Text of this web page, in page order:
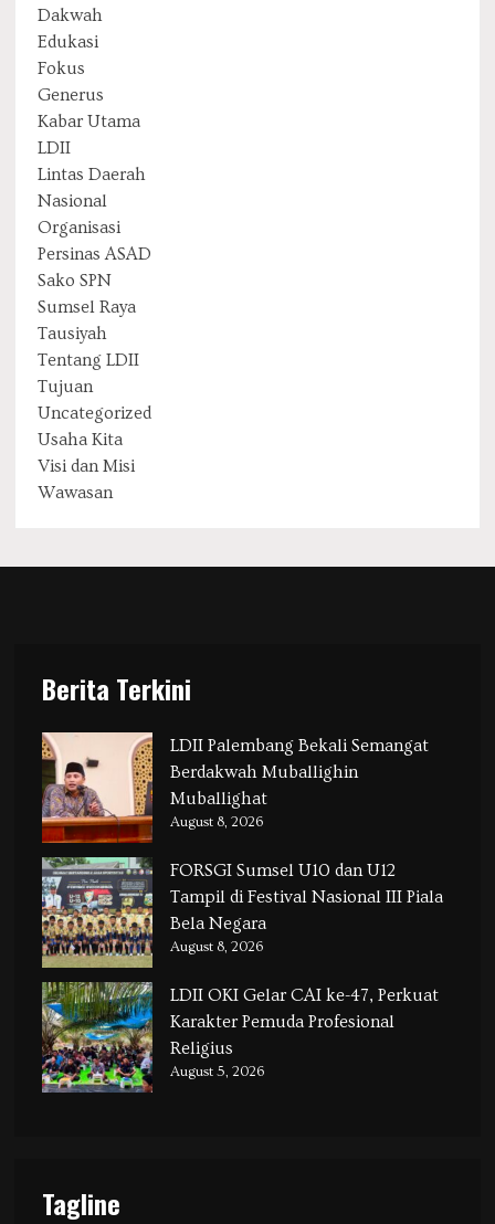
Dakwah
Edukasi
Fokus
Generus
Kabar Utama
LDII
Lintas Daerah
Nasional
Organisasi
Persinas ASAD
Sako SPN
Sumsel Raya
Tausiyah
Tentang LDII
Tujuan
Uncategorized
Usaha Kita
Visi dan Misi
Wawasan
Berita Terkini
LDII Palembang Bekali Semangat
Berdakwah Muballighin
Muballighat
August 8, 2026
FORSGI Sumsel U10 dan U12
Tampil di Festival Nasional III Piala
Bela Negara
August 8, 2026
LDII OKI Gelar CAI ke-47, Perkuat
Karakter Pemuda Profesional
Religius
August 5, 2026
Tagline